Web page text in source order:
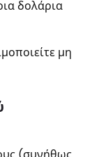
δολάρια
μη